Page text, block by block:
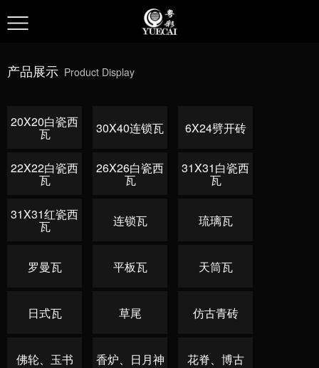
产品展示 Product Display
20X20白瓷西
瓦 30X40连锁瓦 6X24劈开砖
22X22白瓷西
瓦
26X26白瓷西
瓦
31X31白瓷西
瓦
31X31红瓷西
瓦 连锁瓦 琉璃瓦
罗曼瓦 平板瓦 天筒瓦
日式瓦 草尾 仿古青砖
佛轮、玉书 香炉、日月神 花脊、博古